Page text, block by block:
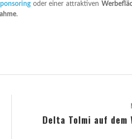
oder einer attraktiven
.
Delta Tolmi auf dem